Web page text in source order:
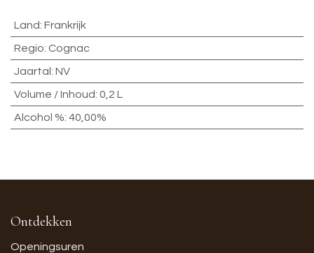
Land: Frankrijk
Regio: Cognac
Jaartal : NV
Volume / Inhoud: 0,2 L
Alcohol %: 40,00%
Ontdekken
Openingsuren